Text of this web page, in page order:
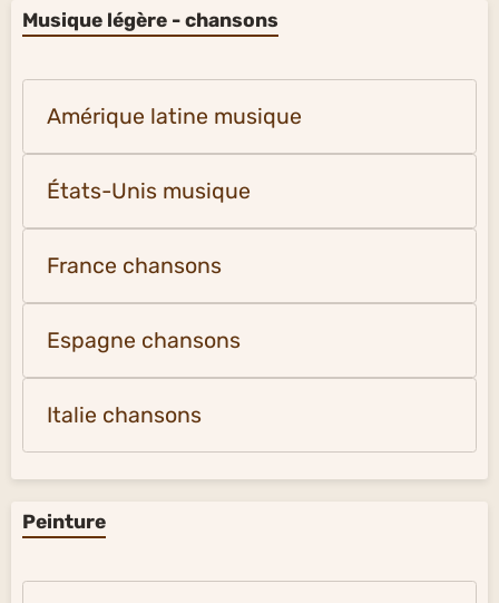
Musique légère - chansons
Amérique latine musique
États-Unis musique
France chansons
Espagne chansons
Italie chansons
Peinture